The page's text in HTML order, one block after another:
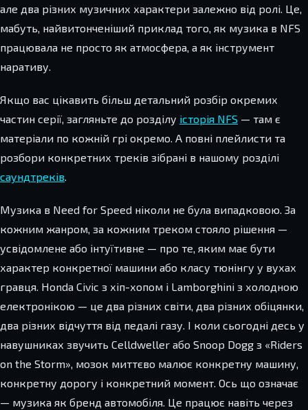
але два різних музичних характери залежно від ролі. Це,
мабуть, найвитонченіший приклад того, як музика в NFS
працювала не просто як атмосфера, а як інструмент
наративу.
Якщо вас цікавить більш детальний розбір окремих
частин серії, загляньте до розділу історія NFS — там є
матеріали по кожній грі окремо. А повні плейлисти та
розбори конкретних треків зібрані в нашому розділі
саундтреків.
Музика в Need for Speed ніколи не була випадковою. За
кожним жанром, за кожним треком стояло рішення —
усвідомлене або інтуїтивне — про те, яким має бути
характер конкретної машини або класу тюнінгу у вухах
гравця. Honda Civic з хіп-хопом і Lamborghini з холодною
електронікою — це два різних світи, два різних обіцянки,
два різних відчуття від педалі газу. І коли сьогодні десь у
навушниках звучить Celldweller або Snoop Dogg з «Riders
on the Storm», мозок миттєво малює конкретну машину,
конкретну дорогу і конкретний момент. Ось що означає
— музика як бренд автомобіля. Це працює навіть через